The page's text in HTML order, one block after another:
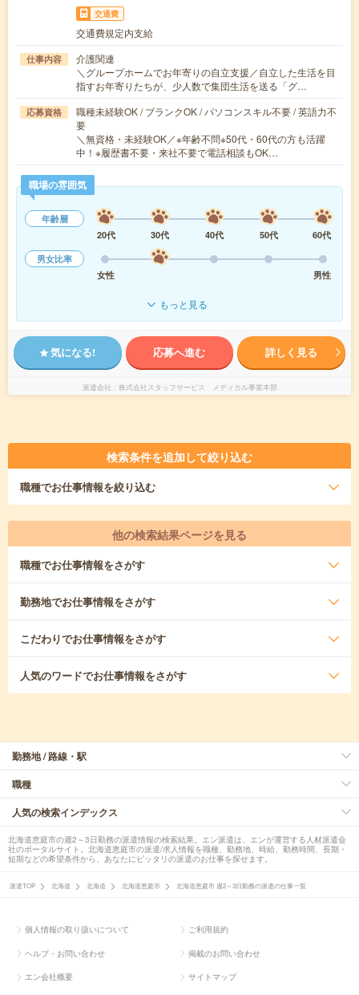
交通費
交通費規定内支給
仕事内容
介護関連
＼グループホームでお年寄りの自立支援／自立した生活を目
指すお年寄りたちが、少人数で集団生活を送る「グ…
応募資格
職種未経験OK / ブランクOK / パソコンスキル不要 / 英語力不
要
＼無資格・未経験OK／※年齢不問※50代・60代の方も活躍
中！※履歴書不要・来社不要で電話相談もOK…
職場の雰囲気
年齢層
20代
30代 40代 50代
60代
男女比率
女性
男性
もっと見る
気になる! 応募へ進む 詳しく見る
派遣会社 株式会社スタッフサービス メディカル事業本部
検索条件を追加して絞り込む
職種でお仕事情報を絞り込む
他の検索結果ページを見る
職種でお仕事情報をさがす
勤務地でお仕事情報をさがす
こだわりでお仕事情報をさがす
人気のワードでお仕事情報をさがす
勤務地 / 路線・駅
職種
人気の検索インデックス
北海道恵庭市の週2～3日勤務の派遣情報の検索結果。エン派遣は、エンが運営する人材派遣会
社のポータルサイト。北海道恵庭市の派遣/求人情報を職種、勤務地、時給、勤務時間、長期・
短期などの希望条件から、あなたにピッタリの派遣のお仕事を探せます。
派遣TOP 北海道 北海道 北海道恵庭市 北海道恵庭市 週2～3日勤務の派遣の仕事一覧
個人情報の取り扱いについて ご利用規約
ヘルプ・お問い合わせ 掲載のお問い合わせ
エン会社概要 サイトマップ